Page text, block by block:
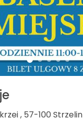
, 57-100 Strzelin